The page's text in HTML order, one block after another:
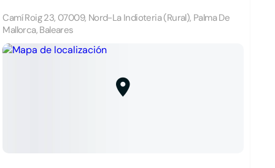
Camí Roig 23, 07009, Nord-La Indioteria (Rural), Palma De
Mallorca, Baleares